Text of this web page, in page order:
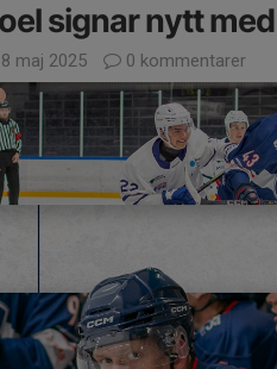
signar nytt
8 maj 2025 0 kommentarer